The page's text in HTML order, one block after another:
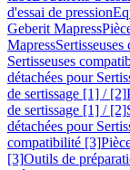
d'essai de pression
Geberit Mapress
Mapress
Sertisseuses
détachées pour
de sertissage [1] / [2]
de sertissage [1] / [2]
détachées pour
compatibilité [3]
[3]Outils de